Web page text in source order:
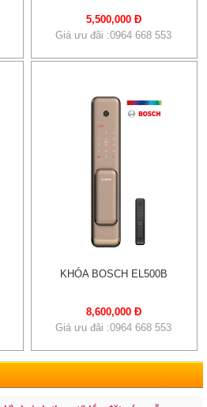
5,500,000 Đ
Giá ưu đãi :0964 668 553
KHÓA BOSCH EL500B
8,600,000 Đ
Giá ưu đãi :0964 668 553